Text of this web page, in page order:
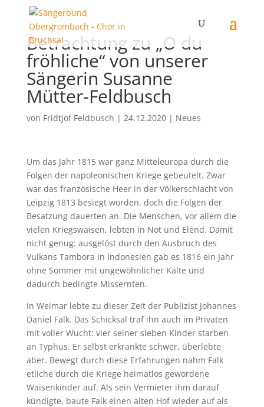
Betrachtung zu „O du
fröhliche“ von unserer
Sängerin Susanne
Mütter-Feldbusch
von Fridtjof Feldbusch | 24.12.2020| Neues
Um das Jahr 1815 war ganz Mitteleuropa durch die
Folgen der napoleonischen Kriege gebeutelt. Zwar
war das französische Heer in der Völkerschlacht von
Leipzig 1813 besiegt worden, doch die Folgen der
Besatzung dauerten an. Die Menschen, vor allem die
vielen Kriegswaisen, lebten in Not und Elend. Damit
nicht genug: ausgelöst durch den Ausbruch des
Vulkans Tambora in Indonesien gab es 1816 ein Jahr
ohne Sommer mit ungewöhnlicher Kälte und
dadurch bedingte Missernten.
In Weimar lebte zu dieser Zeit der Publizist Johannes
Daniel Falk. Das Schicksal traf ihn auch im Privaten
mit voller Wucht: vier seiner sieben Kinder starben
an Typhus. Er selbst erkrankte schwer, überlebte
aber. Bewegt durch diese Erfahrungen nahm Falk
etliche durch die Kriege heimatlos gewordene
Waisenkinder auf. Als sein Vermieter ihm darauf
kündigte, baute Falk einen alten Hof wieder auf als